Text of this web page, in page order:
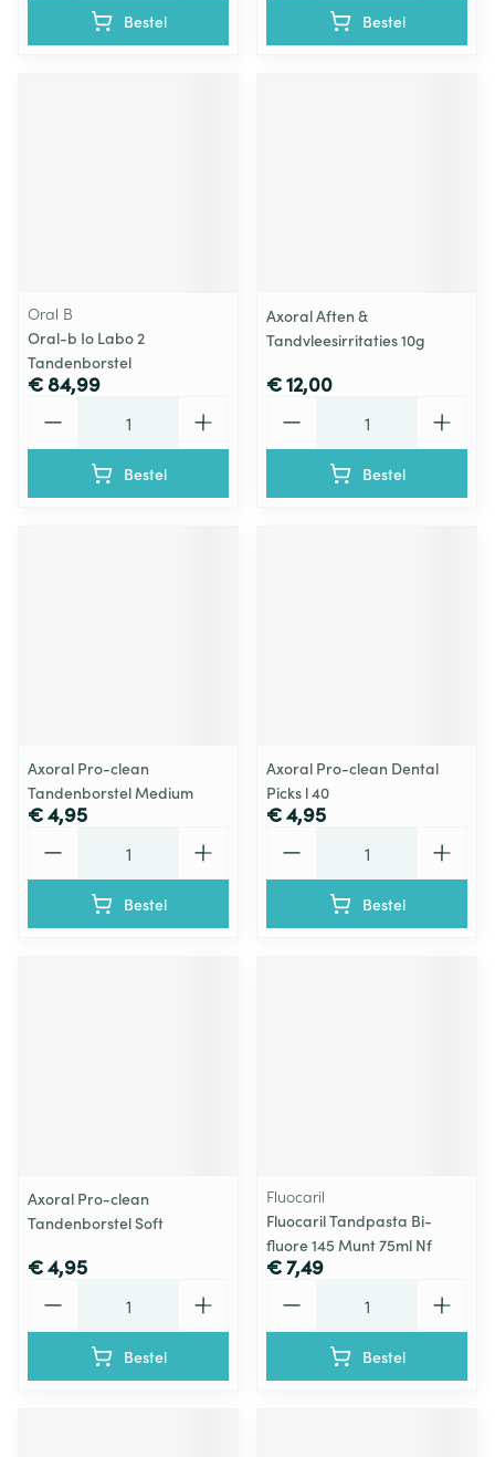
Bestel Bestel
Oral B
Oral-b Io Labo 2
Tandenborstel
€ 84,99
Bestel
Axoral Aften &
Tandvleesirritaties 10g
€ 12,00
Bestel
Axoral Pro-clean
Tandenborstel Medium
€ 4,95
Bestel
Axoral Pro-clean Dental
Picks l 40
€ 4,95
Bestel
Axoral Pro-clean
Tandenborstel Soft
€ 4,95
Bestel
Fluocaril
Fluocaril Tandpasta Bi-
fluore 145 Munt 75ml Nf
€ 7,49
Bestel